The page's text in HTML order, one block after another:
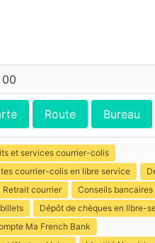
Route Bureau
et services courrier-colis
courrier-colis en libre service
Retrait courrier
Conseils bancaires
Dépôt de chèques en libre-
Ma French Bank